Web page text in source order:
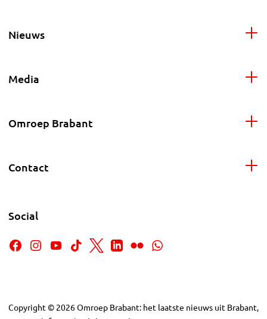
Nieuws
Media
Omroep Brabant
Contact
Social
Copyright © 2026Omroep Brabant: het laatste nieuws uit Brabant,